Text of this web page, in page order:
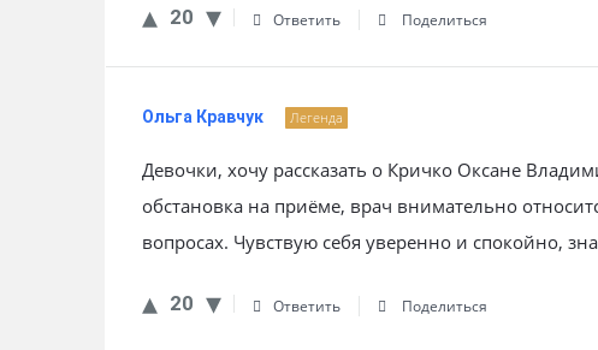
20 Ответить Поделиться
Ольга Кравчук Легенда
Девочки, хочу рассказать о Кричко Оксане
обстановка на приёме, врач внимательно
вопросах. Чувствую себя уверенно и спокойно,
20 Ответить Поделиться